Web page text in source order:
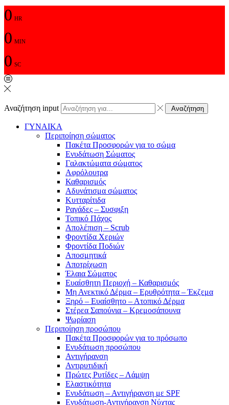
0 HR
0 MIN
0 SC
Αναζήτηση input Αναζήτηση
ΓΥΝΑΙΚΑ
Περιποίηση σώματος
Πακέτα Προσφορών για το σώμα
Ενυδάτωση Σώματος
Γαλακτώματα σώματος
Αφρόλουτρα
Καθαρισμός
Αδυνάτισμα σώματος
Κυτταρίτιδα
Ραγάδες – Συσφιξη
Τοπικό Πάχος
Απολέπιση – Scrub
Φροντίδα Χεριών
Φροντίδα Ποδιών
Αποσμητικά
Αποτρίχωση
Έλαια Σώματος
Ευαίσθητη Περιοχή – Καθαρισμός
Μη Ανεκτικό Δέρμα – Ερυθρότητα – Έκζεμα
Ξηρό – Ευαίσθητο – Ατοπικό Δέρμα
Στέρεα Σαπούνια – Κρεμοσάπουνα
Ψωρίαση
Περιποίηση προσώπου
Πακέτα Προσφορών για το πρόσωπο
Ενυδάτωση προσώπου
Αντιγήρανση
Αντιρυτιδική
Πρώτες Ρυτίδες – Λάμψη
Ελαστικότητα
Ενυδάτωση – Αντιγήρανση με SPF
Ενυδάτωση-Αντιγήρανση Νύχτας